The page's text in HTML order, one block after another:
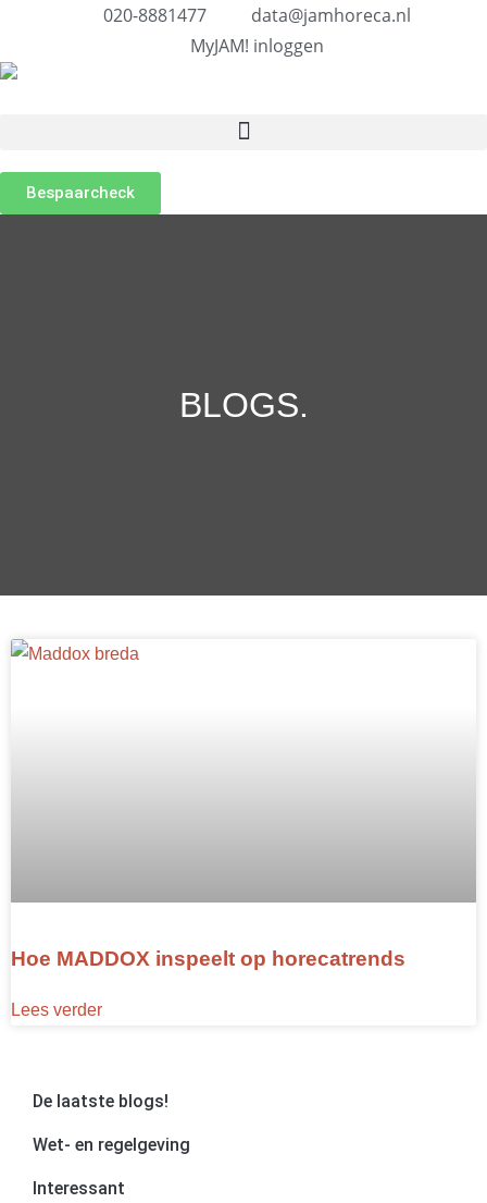
020-8881477
data@jamhoreca.nl
MyJAM! inloggen
Bespaarcheck
BLOGS.
Hoe MADDOX inspeelt op horecatrends
Lees verder
De laatste blogs!
Wet- en regelgeving
Interessant